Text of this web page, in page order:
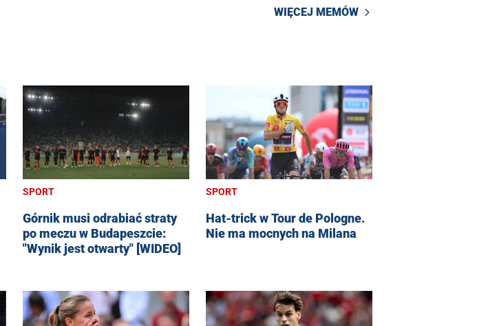
WIĘCEJ MEMÓW
SPORT
Górnik musi odrabiać straty
po meczu w Budapeszcie:
"Wynik jest otwarty" [WIDEO]
SPORT
Hat-trick w Tour de Pologne.
Nie ma mocnych na Milana